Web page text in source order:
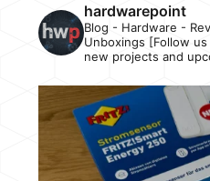
hardwarepoint
Blog - Hardware -
Unboxings [Follow
new projects and